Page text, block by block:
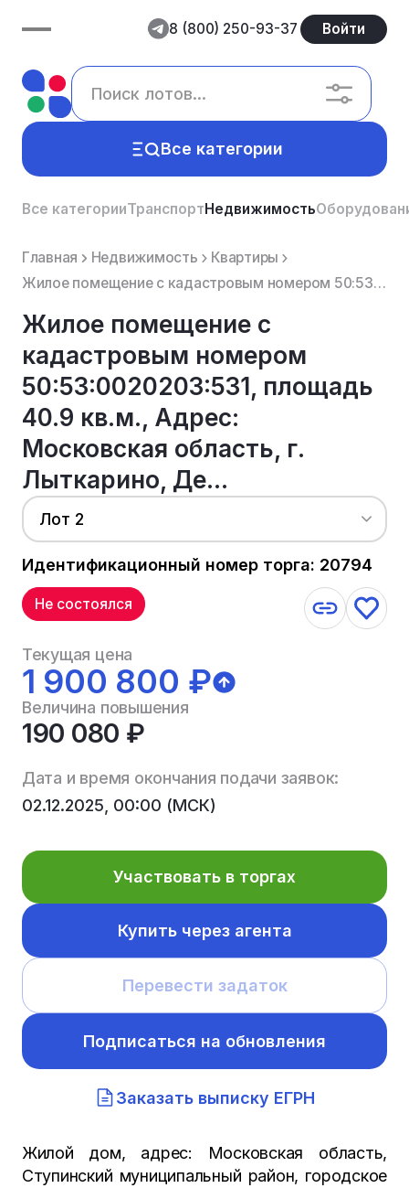
8 (800) 250-93-37 Войти
Все категории
Все категорииТранспортНедвижимость
Главная Недвижимость
Квартиры
Жилое помещение с кадастровым номером 50:53:0020203:531, площадь 40.9 кв.м., Адрес: Московская облас...
Жилое помещение с
кадастровым номером
50:53:0020203:531, площадь
40.9 кв.м., Адрес:
Московская область, г.
Лыткарино, Де...
Лот 2
Идентификационный номер торга: 20794
Не состоялся
Текущая цена
1 900 800 ₽
Величина повышения
190 080 ₽
Дата и время окончания подачи заявок:
02.12.2025, 00:00 (МСК)
Участвовать в торгах
Купить через агента
Перевести задаток
Подписаться на обновления
Заказать выписку ЕГРН
Жилой дом, адрес: Московская область,
Ступинский муниципальный район, городское